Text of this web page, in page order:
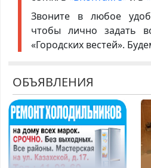
Звоните в любое
чтобы лично задать
«Городских вестей».
ОБЪЯВЛЕНИЯ